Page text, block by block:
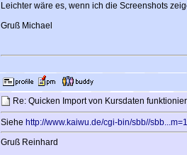
Leichter wäre es, wenn ich die Screenshots
Gruß Michael
Re: Quicken Import von Kursdaten
Siehe http://www.kaiwu.de/cgi-bin/sbb//
Gruß Reinhard